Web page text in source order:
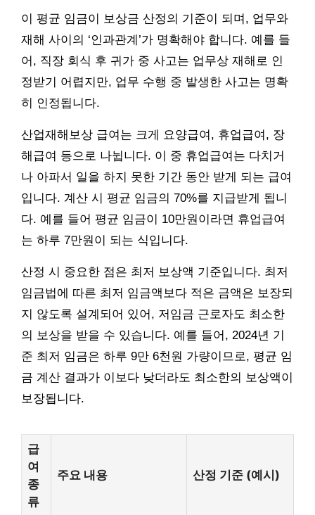
이 평균 임금이 보상금 산정의 기준이 되며, 업무와
재해 사이의 ‘인과관계’가 명확해야 합니다. 예를 들
어, 직장 회식 후 귀가 중 사고는 업무상 재해로 인
정받기 어렵지만, 업무 수행 중 발생한 사고는 명확
히 인정됩니다.
산업재해보상 급여는 크게 요양급여, 휴업급여, 장
해급여 등으로 나뉩니다. 이 중 휴업급여는 다치거
나 아파서 일을 하지 못한 기간 동안 받게 되는 급여
입니다. 계산 시 평균 임금의 70%를 지급받게 됩니
다. 예를 들어 평균 임금이 10만원이라면 휴업급여
는 하루 7만원이 되는 식입니다.
산정 시 중요한 점은 최저 보상액 기준입니다. 최저
임금법에 따른 최저 임금액보다 적은 금액은 보장되
지 않도록 설계되어 있어, 저임금 근로자도 최소한
의 보상을 받을 수 있습니다. 예를 들어, 2024년 기
준 최저 임금은 하루 9만 6천원 가량이므로, 평균 임
금 계산 결과가 이보다 낮더라도 최소한의 보상액이
보장됩니다.
급
여
종
류
주요 내용 산정 기준 (예시)